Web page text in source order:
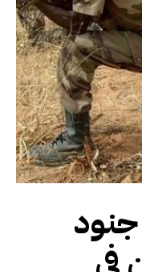
النيجر: مقتل 10 جنود
في